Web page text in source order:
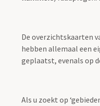
De overzichtskaarten
hebben allemaal een
geplaatst, evenals op
Als u zoekt op